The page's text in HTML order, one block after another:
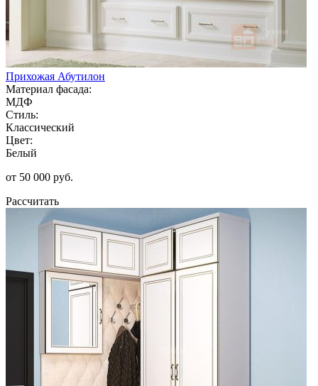
Прихожая Абутилон
Материал фасада:
МДФ
Стиль:
Классический
Цвет:
Белый
от 50 000 руб.
Рассчитать